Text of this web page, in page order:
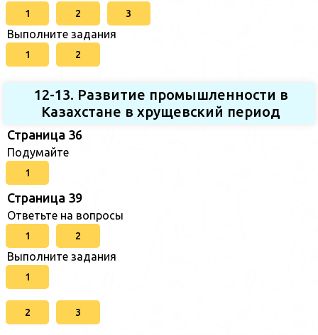
1 2 3
Выполните задания
1 2
12-13. Развитие промышленности в
Казахстане в хрущевский период
Страница 36
Подумайте
1
Страница 39
Ответьте на вопросы
1 2
Выполните задания
1
2 3